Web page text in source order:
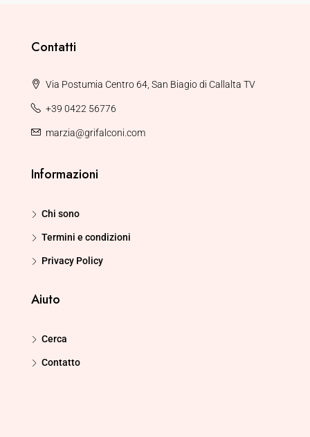
Contatti
Via Postumia Centro 64, San Biagio di Callalta TV
+39 0422 56776
marzia@grifalconi.com
Informazioni
Chi sono
Termini e condizioni
Privacy Policy
Aiuto
Cerca
Contatto